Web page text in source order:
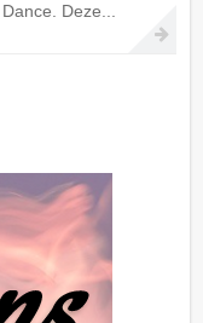
Dance. Deze...